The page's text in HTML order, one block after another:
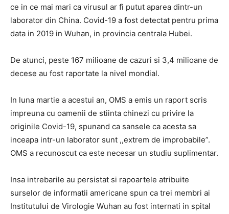
ce in ce mai mari ca virusul ar fi putut aparea dintr-un
laborator din China. Covid-19 a fost detectat pentru prima
data in 2019 in Wuhan, in provincia centrala Hubei.
De atunci, peste 167 milioane de cazuri si 3,4 milioane de
decese au fost raportate la nivel mondial.
In luna martie a acestui an, OMS a emis un raport scris
impreuna cu oamenii de stiinta chinezi cu privire la
originile Covid-19, spunand ca sansele ca acesta sa
inceapa intr-un laborator sunt ,,extrem de improbabile”.
OMS a recunoscut ca este necesar un studiu suplimentar.
Insa intrebarile au persistat si rapoartele atribuite
surselor de informatii americane spun ca trei membri ai
Institutului de Virologie Wuhan au fost internati in spital